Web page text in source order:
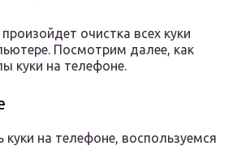
очистка всех куки
Посмотрим далее, как
куки на телефоне.
куки на телефоне, воспользуемся